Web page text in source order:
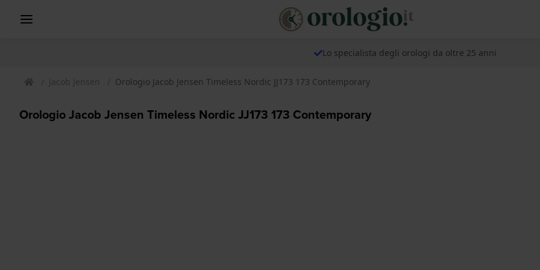
Lo specialista degli orologi da oltre 25 anni
Jacob Jensen Orologio Jacob Jensen Timeless Nordic JJ173 173 Contemporary
Orologio Jacob Jensen Timeless Nordic JJ173 173 Contemporary